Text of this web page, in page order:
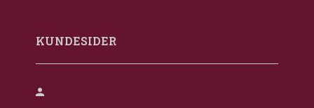
KUNDESIDER